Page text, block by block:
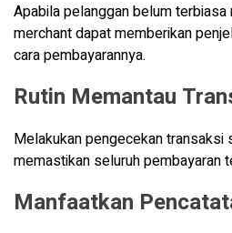
Apabila pelanggan belum terbiasa
merchant dapat memberikan
cara pembayarannya.
Rutin Memantau
Melakukan pengecekan transaksi
memastikan seluruh pembayaran
Manfaatkan